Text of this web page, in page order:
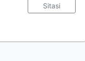
Sitasi